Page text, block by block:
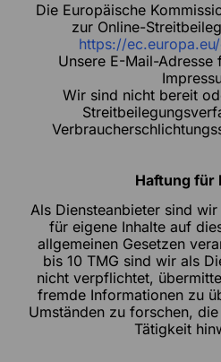
Die Europäische
zur Online-
https://
Unsere E-Mail-Adresse
Wir sind nicht bereit
Haftung für
Als Diensteanbieter sind
für eigene Inhalte auf
allgemeinen Gesetzen
bis 10 TMG sind wir als
nicht verpflichtet,
fremde Informationen zu
Umständen zu forschen,
Tätigkeit